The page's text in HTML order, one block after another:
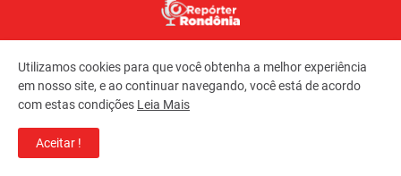
Utilizamos cookies para que você obtenha a melhor experiência
em nosso site, e ao continuar navegando, você está de acordo
com estas condições Leia Mais
Aceitar !